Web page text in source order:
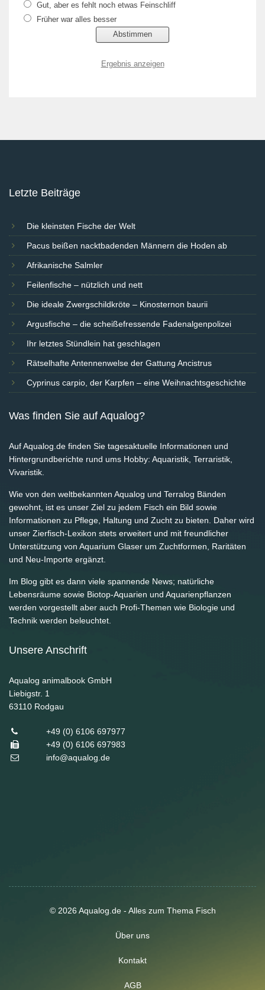
Gut, aber es fehlt noch etwas Feinschliff
Früher war alles besser
Ergebnis anzeigen
Letzte Beiträge
Die kleinsten Fische der Welt
Pacus beißen nacktbadenden Männern die Hoden ab
Afrikanische Salmler
Feilenfische – nützlich und nett
Die ideale Zwergschildkröte – Kinosternon baurii
Argusfische – die scheißefressende Fadenalgenpolizei
Ihr letztes Stündlein hat geschlagen
Rätselhafte Antennenwelse der Gattung Ancistrus
Cyprinus carpio, der Karpfen – eine Weihnachtsgeschichte
Was finden Sie auf Aqualog?
Auf Aqualog.de finden Sie tagesaktuelle Informationen und
Hintergrundberichte rund ums Hobby: Aquaristik, Terraristik,
Vivaristik.
Wie von den weltbekannten Aqualog und Terralog Bänden
gewohnt, ist es unser Ziel zu jedem Fisch ein Bild sowie
Informationen zu Pflege, Haltung und Zucht zu bieten. Daher wird
unser Zierfisch-Lexikon stets erweitert und mit freundlicher
Unterstützung von Aquarium Glaser um Zuchtformen, Raritäten
und Neu-Importe ergänzt.
Im Blog gibt es dann viele spannende News; natürliche
Lebensräume sowie Biotop-Aquarien und Aquarienpflanzen
werden vorgestellt aber auch Profi-Themen wie Biologie und
Technik werden beleuchtet.
Unsere Anschrift
Aqualog animalbook GmbH
Liebigstr. 1
63110 Rodgau
+49 (0) 6106 697977
+49 (0) 6106 697983
info@aqualog.de
© 2026 Aqualog.de - Alles zum Thema Fisch
Über uns
Kontakt
AGB